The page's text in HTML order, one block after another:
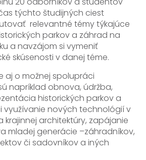
týchto študijných ciest
relevantné témy týkajúce
parkov a záhrad na
a navzájom si vymeniť
skúsenosti v danej téme.
aj o možnej spolupráci
napríklad obnova, údržba,
historických parkov a
využívanie nových technológií v
krajinnej architektúry, zapájanie
mladej generácie –záhradníkov,
či sadovníkov a iných